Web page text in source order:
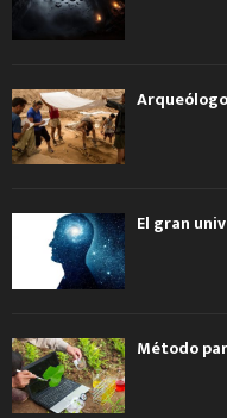
El gran
Método